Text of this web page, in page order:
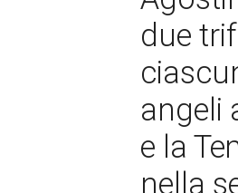
due
angeli
e la
nella